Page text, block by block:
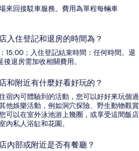
來回接駁車服務。費用為單程每輛車
入住登記和退房的時間為？
15:00；入住登記結束時間：任何時間。退
退房需加收相關費用。
和附近有什麼好看好玩的？
宿內可體驗到的活動，您可以好好來玩個過
他娛樂活動，例如洞穴探險、野生動物觀賞
可以在室外泳池游上幾圈，或享受這間飯店
內私人浴缸和花園。
內部或附近是否有餐廳？